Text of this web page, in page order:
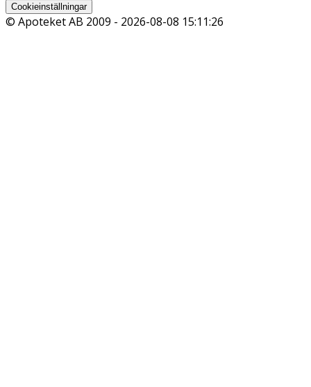
Cookieinställningar
© Apoteket AB 2009 - 2026-08-08 15:11:26